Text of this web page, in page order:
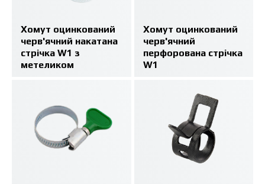
Хомут оцинкований
черв'ячний накатана
стрічка W1 з
метеликом
Хомут оцинкований
черв'ячний
перфорована стрічка
W1